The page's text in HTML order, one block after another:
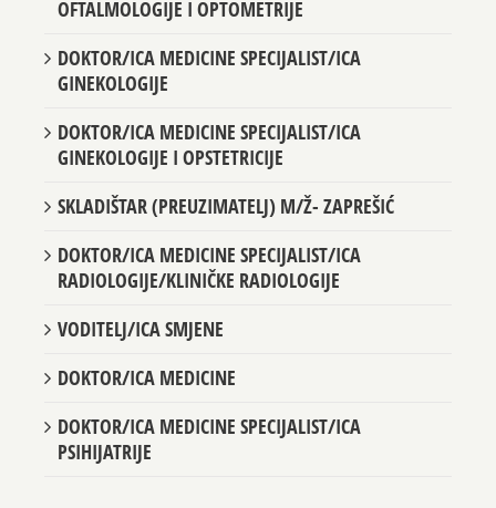
OFTALMOLOGIJE I OPTOMETRIJE
DOKTOR/ICA MEDICINE SPECIJALIST/ICA
GINEKOLOGIJE
DOKTOR/ICA MEDICINE SPECIJALIST/ICA
GINEKOLOGIJE I OPSTETRICIJE
SKLADIŠTAR (PREUZIMATELJ) M/Ž- ZAPREŠIĆ
DOKTOR/ICA MEDICINE SPECIJALIST/ICA
RADIOLOGIJE/KLINIČKE RADIOLOGIJE
VODITELJ/ICA SMJENE
DOKTOR/ICA MEDICINE
DOKTOR/ICA MEDICINE SPECIJALIST/ICA
PSIHIJATRIJE